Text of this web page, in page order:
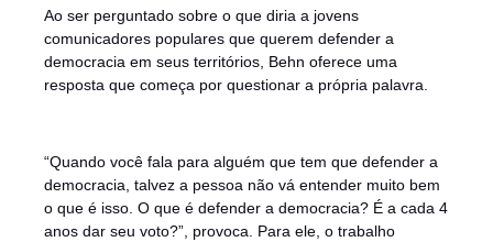
Ao ser perguntado sobre o que diria a jovens
comunicadores populares que querem defender a
democracia em seus territórios, Behn oferece uma
resposta que começa por questionar a própria palavra.
“Quando você fala para alguém que tem que defender a
democracia, talvez a pessoa não vá entender muito bem
o que é isso. O que é defender a democracia? É a cada 4
anos dar seu voto?”, provoca. Para ele, o trabalho